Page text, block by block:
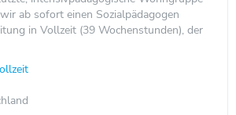
ab sofort einen Sozialpädagogen
in Vollzeit (39 Wochenstunden), der